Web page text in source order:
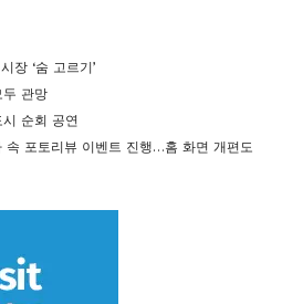
장 ‘숨 고르기’
두 관망
순회 공연
속 포토리뷰 이벤트 진행…홈 화면 개편도